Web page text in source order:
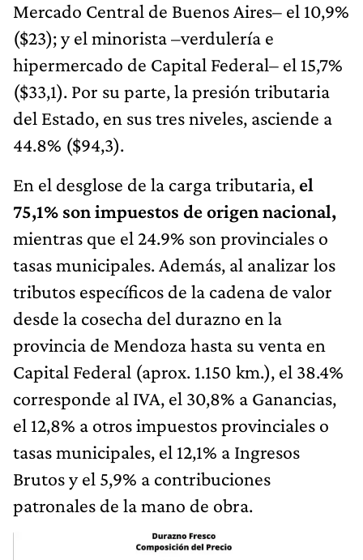
Mercado Central de Buenos Aires– el 10,9%
($23); y el minorista –verdulería e
hipermercado de Capital Federal– el 15,7%
($33,1). Por su parte, la presión tributaria
del Estado, en sus tres niveles, asciende a
44.8% ($94,3).
En el desglose de la carga tributaria, el
75,1% son impuestos de origen nacional,
mientras que el 24.9% son provinciales o
tasas municipales. Además, al analizar los
tributos específicos de la cadena de valor
desde la cosecha del durazno en la
provincia de Mendoza hasta su venta en
Capital Federal (aprox. 1.150 km.), el 38.4%
corresponde al IVA, el 30,8% a Ganancias,
el 12,8% a otros impuestos provinciales o
tasas municipales, el 12,1% a Ingresos
Brutos y el 5,9% a contribuciones
patronales de la mano de obra.